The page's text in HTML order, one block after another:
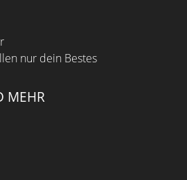
nur dein Bestes
MEHR